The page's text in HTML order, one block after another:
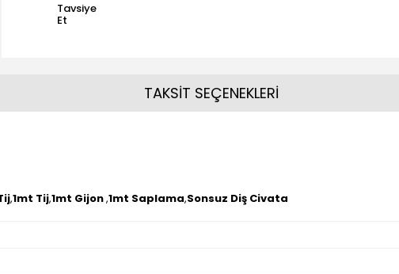
Tavsiye
Et
,1mt Tij,1mt Gijon,1mt Saplama,Sonsuz Diş Civata
TAKSİT SEÇENEKLERİ